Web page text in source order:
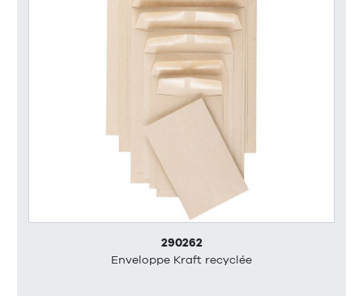
290262
Enveloppe Kraft recyclée